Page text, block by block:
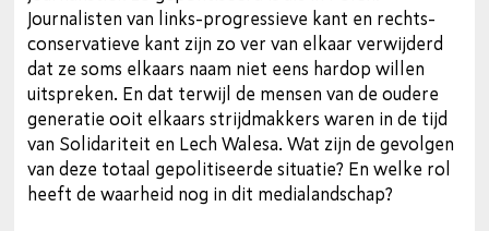
Journalisten van links-progressieve kant en rechts-
conservatieve kant zijn zo ver van elkaar verwijderd
dat ze soms elkaars naam niet eens hardop willen
uitspreken. En dat terwijl de mensen van de oudere
generatie ooit elkaars strijdmakkers waren in de tijd
van Solidariteit en Lech Walesa. Wat zijn de gevolgen
van deze totaal gepolitiseerde situatie? En welke rol
heeft de waarheid nog in dit medialandschap?